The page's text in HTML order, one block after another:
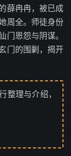
薛冉冉，被已成
周全。师徒身份
门恩怨与阴谋。
门的围剿，揭开
整理与介绍，